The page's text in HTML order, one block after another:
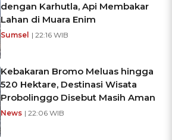
dengan Karhutla, Api Membakar
Lahan di Muara Enim
Sumsel | 22:16 WIB
Kebakaran Bromo Meluas hingga
520 Hektare, Destinasi Wisata
Probolinggo Disebut Masih Aman
News | 22:06 WIB